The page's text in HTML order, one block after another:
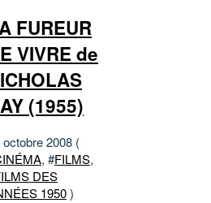
FUREUR
VIVRE de
(1955)
octobre 2008 (
, #FILMS,
DES
1950)